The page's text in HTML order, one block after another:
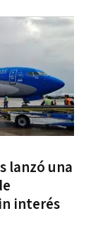
lanzó una
interés